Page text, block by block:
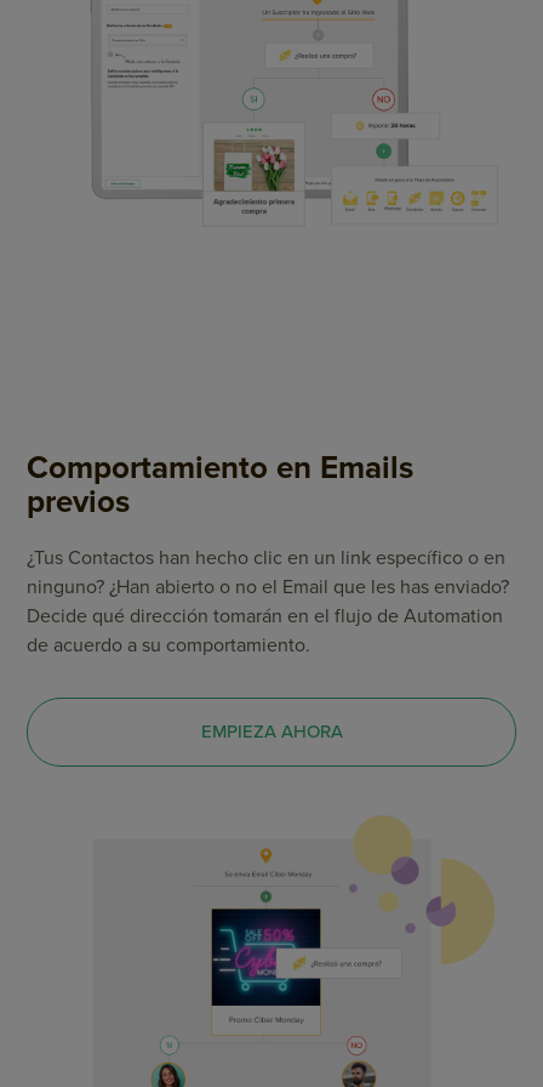
Comportamiento en Emails
previos
¿Tus Contactos han hecho clic en un link específico o en
ninguno? ¿Han abierto o no el Email que les has enviado?
Decide qué dirección tomarán en el flujo de Automation
de acuerdo a su comportamiento.
EMPIEZA AHORA